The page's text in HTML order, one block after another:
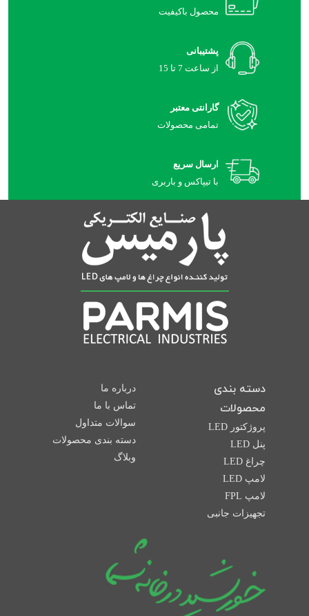
محصول باکیفیت
پشتیبانی
از ساعت 7 تا 15
گارانتی معتبر
تمامی محصولات
ارسال سریع
با تیپاکس و باربری
دسته بندی
محصولات
پروژکتور LED
پنل LED
چراغ LED
لامپ LED
لامپ FPL
تجهیزات جانبی
درباره ما
تماس با ما
سوالات متداول
دسته بندی محصولات
وبلاگ